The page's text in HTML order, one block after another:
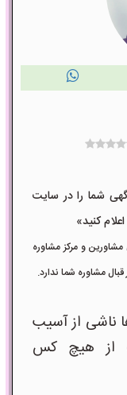
شما را در سایت
و مرکز مشاوره
مشاوره شما ندارد.
ناشی از آسیب
از هیچ کس